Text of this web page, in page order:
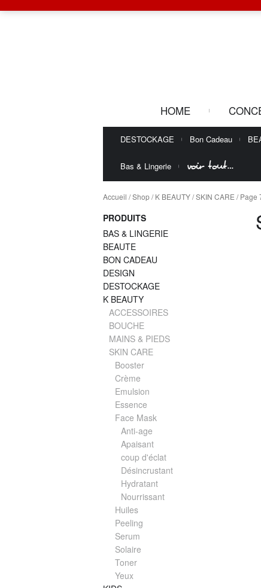
HOME
DESTOCKAGE Bon Cadeau
Bas & Lingerie voir tout…
Accueil /Shop/K BEAUTY/SKIN CARE / Page
PRODUITS
BAS & LINGERIE
BEAUTE
BON CADEAU
DESIGN
DESTOCKAGE
K BEAUTY
ACCESSOIRES
BOUCHE
MAINS & PIEDS
SKIN CARE
Booster
Crème
Emulsion
Essence
Face Mask
Anti-age
Apaisant
coup d'éclat
Désincrustant
Hydratant
Nourrissant
Huiles
Peeling
Serum
Solaire
Toner
Yeux